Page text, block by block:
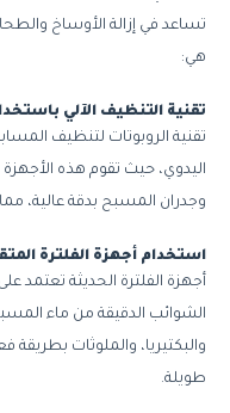
تساعد في إزالة الأوساخ
هي:
تقنية التنظيف الآلي
تقنية الروبوتات لتنظيف
اليدوي، حيث تقوم هذه
وجدران المسبح بدقة عالية،
استخدام أجهزة الفلترة
أجهزة الفلترة الحديثة تعتمد
الشوائب الدقيقة من ماء
والبكتيريا، والملوثات بطريقة
طويلة.